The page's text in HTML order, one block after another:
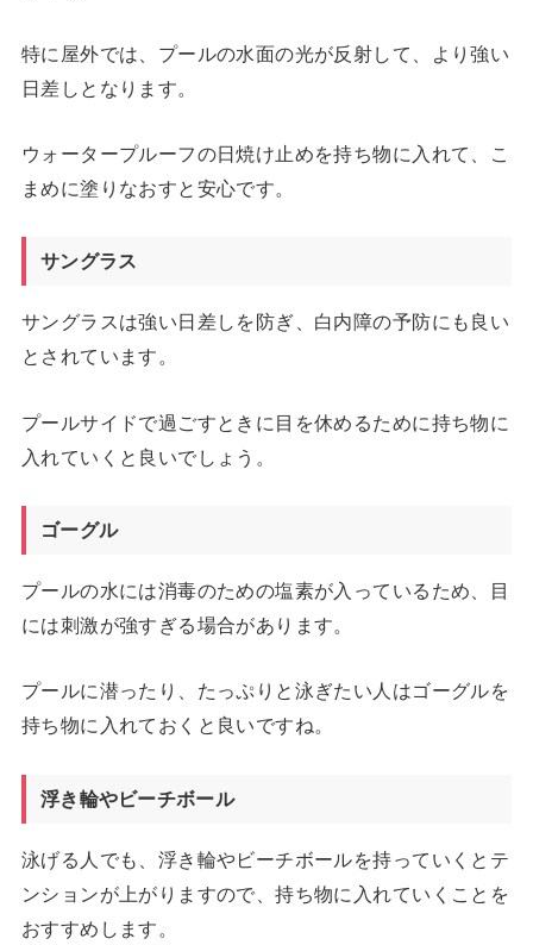
特に屋外では、プールの水面の光が反射して、より強い
日差しとなります。
ウォータープルーフの日焼け止めを持ち物に入れて、こ
まめに塗りなおすと安心です。
サングラス
サングラスは強い日差しを防ぎ、白内障の予防にも良い
とされています。
プールサイドで過ごすときに目を休めるために持ち物に
入れていくと良いでしょう。
ゴーグル
プールの水には消毒のための塩素が入っているため、目
には刺激が強すぎる場合があります。
プールに潜ったり、たっぷりと泳ぎたい人はゴーグルを
持ち物に入れておくと良いですね。
浮き輪やビーチボール
泳げる人でも、浮き輪やビーチボールを持っていくとテ
ンションが上がりますので、持ち物に入れていくことを
おすすめします。